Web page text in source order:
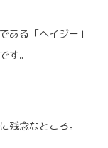
ある「ヘイジー」
す。
残念なところ。